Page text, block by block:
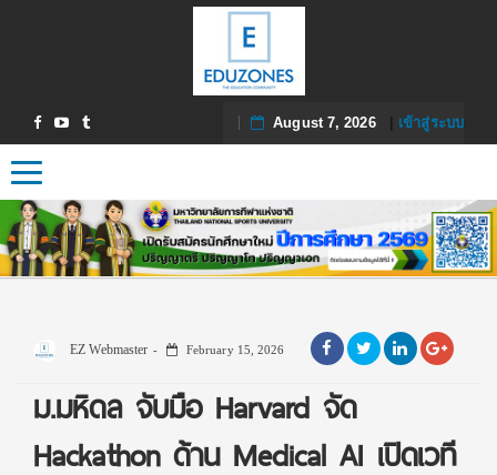
August 7, 2026| เข้าสู่ระบบ
Toggle navigation
EZ Webmaster February 15, 2026
ม.มหิดล จับมือ Harvard จัด
Hackathon ด้าน Medical AI เปิดเวที